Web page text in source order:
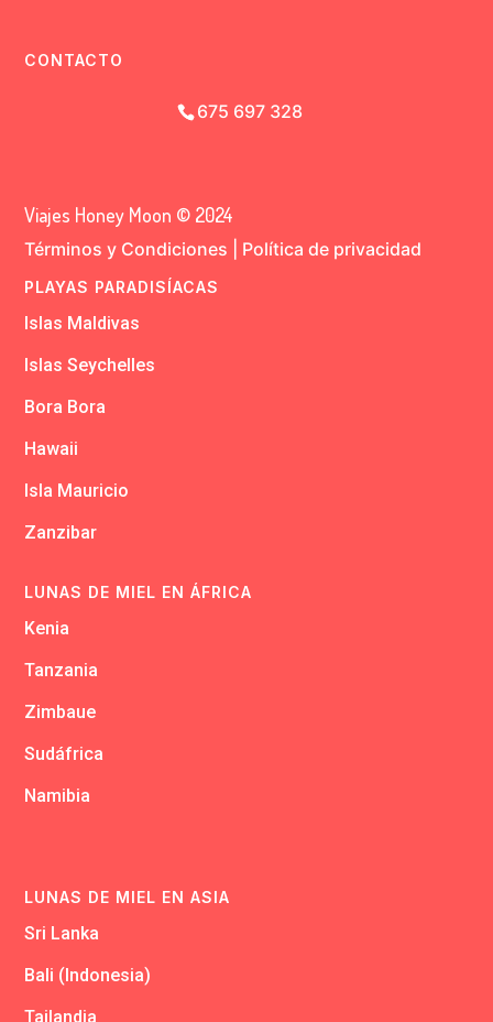
CONTACTO
675 697 328
Viajes Honey Moon © 2024
Términos y Condiciones Política de privacidad
PLAYAS PARADISÍACAS
Islas Maldivas
Islas Seychelles
Bora Bora
Hawaii
Isla Mauricio
Zanzibar
LUNAS DE MIEL EN ÁFRICA
Kenia
Tanzania
Zimbaue
Sudáfrica
Namibia
LUNAS DE MIEL EN ASIA
Sri Lanka
Bali (Indonesia)
Tailandia